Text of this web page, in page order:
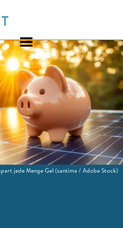
jede Menge Gel (santima / Adobe Stock)